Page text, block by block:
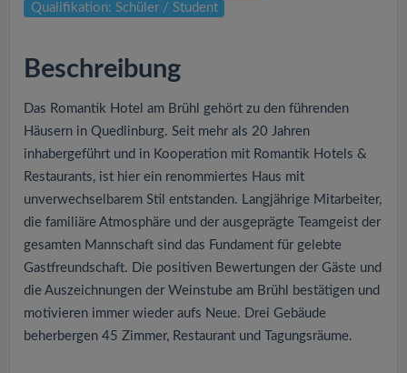
Qualifikation: Schüler / Student
Beschreibung
Das Romantik Hotel am Brühl gehört zu den führenden
Häusern in Quedlinburg. Seit mehr als 20 Jahren
inhabergeführt und in Kooperation mit Romantik Hotels &
Restaurants, ist hier ein renommiertes Haus mit
unverwechselbarem Stil entstanden. Langjährige Mitarbeiter,
die familiäre Atmosphäre und der ausgeprägte Teamgeist der
gesamten Mannschaft sind das Fundament für gelebte
Gastfreundschaft. Die positiven Bewertungen der Gäste und
die Auszeichnungen der Weinstube am Brühl bestätigen und
motivieren immer wieder aufs Neue. Drei Gebäude
beherbergen 45 Zimmer, Restaurant und Tagungsräume.
i
t
i
o